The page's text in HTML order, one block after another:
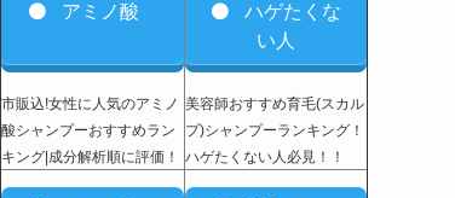
アミノ酸
市販込!女性に人気のアミノ
酸シャンプーおすすめラン
キング|成分解析順に評価！
ハゲたくな
い人
美容師おすすめ育毛(スカル
プ)シャンプーランキング！
ハゲたくない人必見！！